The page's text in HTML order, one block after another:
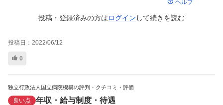
ヘルプ
投稿・登録済みの方はログイン して続きを読む
投稿日： 2022/06/12
0
独立行政法人国立病院機構の評判・クチコミ・評価
良い点 年収・給与制度・待遇